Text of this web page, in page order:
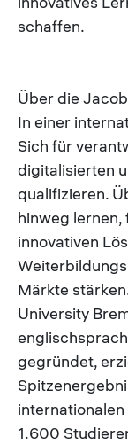
schaffen.
Über die
In einer
Sich für
digitalisierten
qualifizieren.
hinweg
innovativen
Märkte
University
gegründet,
1.600